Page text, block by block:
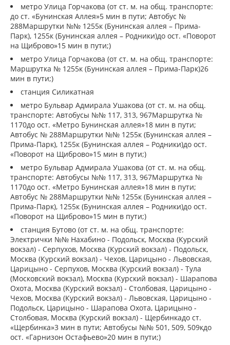
метро Улица Горчакова (от ст. м. на общ. транспорте:
до ст. «Бунинская Аллея»5 мин в пути; Автобус №
288Маршрутки №№ 1255к (Бунинская аллея – Прима-
Парк), 1255к (Бунинская аллея – Родники)до ост. «Поворот
на Щиброво»15 мин в пути;)
метро Улица Горчакова (от ст. м. на общ. транспорте:
Маршрутка № 1255к (Бунинская аллея – Прима-Парк)26
мин в пути;)
станция Силикатная
метро Бульвар Адмирала Ушакова (от ст. м. на общ.
транспорте: Автобусы №№ 117, 313, 967Маршрутка №
1170до ост. «Метро Бунинская аллея»18 мин в пути;
Автобус № 288Маршрутки №№ 1255к (Бунинская аллея –
Прима-Парк), 1255к (Бунинская аллея – Родники)до ост.
«Поворот на Щиброво»15 мин в пути;)
метро Бульвар Адмирала Ушакова (от ст. м. на общ.
транспорте: Автобусы №№ 117, 313, 967Маршрутка №
1170до ост. «Метро Бунинская аллея»18 мин в пути;
Автобус № 288Маршрутки №№ 1255к (Бунинская аллея –
Прима-Парк), 1255к (Бунинская аллея – Родники)до ост.
«Поворот на Щиброво»15 мин в пути;)
станция Бутово (от ст. м. на общ. транспорте:
Электрички №№ Нахабино - Подольск, Москва (Курский
вокзал) - Серпухов, Москва (Курский вокзал) - Подольск,
Москва (Курский вокзал) - Чехов, Царицыно - Львовская,
Царицыно - Серпухов, Москва (Курский вокзал) - Тула
(Московский вокзал), Москва (Курский вокзал) - Шарапова
Охота, Москва (Курский вокзал) - Столбовая, Царицыно -
Чехов, Москва (Курский вокзал) - Львовская, Царицыно -
Подольск, Царицыно - Шарапова Охота, Царицыно -
Столбовая, Москва (Курский вокзал) - Щербинкадо ст.
«Щербинка»3 мин в пути; Автобусы №№ 501, 509, 509кдо
ост. «Гарнизон Остафьево»20 мин в пути;)